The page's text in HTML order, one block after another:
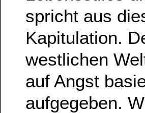
spricht aus
Kapitulation.
westlichen
auf Angst
aufgegeben.